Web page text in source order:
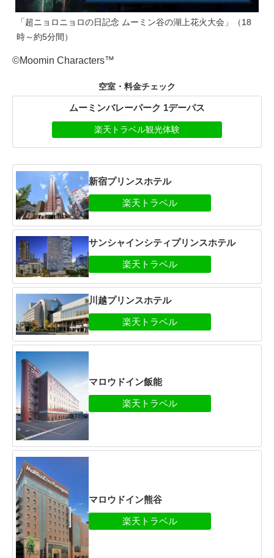
「超ニョロニョロの日記念 ムーミン谷の湖上花火大会」（18
時～約5分間）
©Moomin Characters™
空室・料金チェック
ムーミンバレーパーク 1デーパス
楽天トラベル観光体験
新宿プリンスホテル
サンシャインシティプリンスホテル
川越プリンスホテル
マロウドイン飯能
マロウドイン熊谷